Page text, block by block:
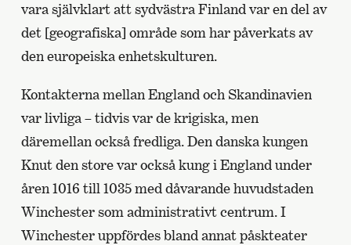
vara självklart att sydvästra Finland var en del av
det [geografiska] område som har påverkats av
den europeiska enhetskulturen.
Kontakterna mellan England och Skandinavien
var livliga – tidvis var de krigiska, men
däremellan också fredliga. Den danska kungen
Knut den store var också kung i England under
åren 1016 till 1035 med dåvarande huvudstaden
Winchester som administrativt centrum. I
Winchester uppfördes bland annat påskteater